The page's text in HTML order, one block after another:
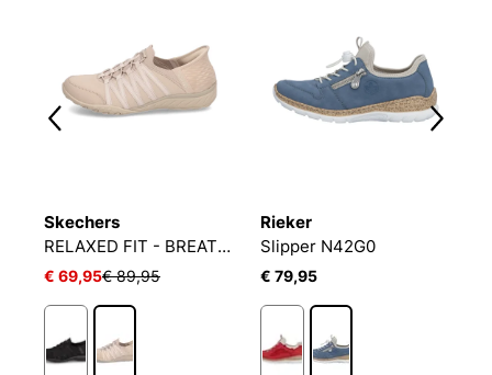
Skechers
RELAXED FIT - BREATHE- EASY
€ 69,95€ 89,95
Rieker
Slipper N42G0
€ 79,95